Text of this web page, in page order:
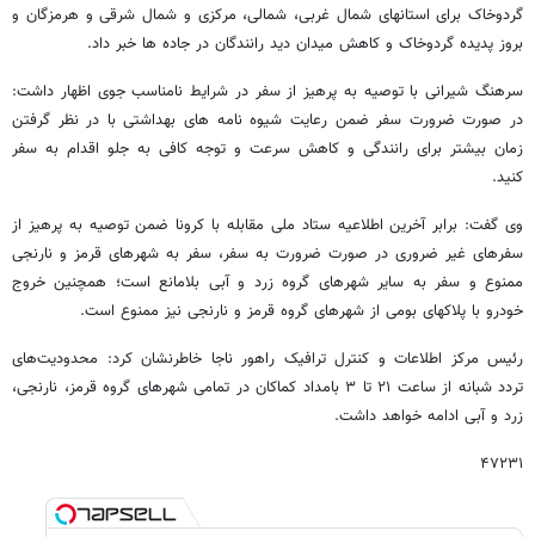
گردوخاک برای استانهای شمال غربی، شمالی، مرکزی و شمال شرقی و هرمزگان و
بروز پدیده گردوخاک و کاهش میدان دید رانندگان در جاده ها خبر داد.
سرهنگ شیرانی با توصیه به پرهیز از سفر در شرایط نامناسب جوی اظهار داشت:
در صورت ضرورت سفر ضمن رعایت شیوه نامه های بهداشتی با در نظر گرفتن
زمان بیشتر برای رانندگی و کاهش سرعت و توجه کافی به جلو اقدام به سفر
کنید.
وی گفت: برابر آخرین اطلاعیه ستاد ملی مقابله با کرونا ضمن توصیه به پرهیز از
سفرهای غیر ضروری در صورت ضرورت به سفر، سفر به شهرهای قرمز و نارنجی
ممنوع و سفر به سایر شهرهای گروه زرد و آبی بلامانع است؛ همچنین خروج
خودرو با پلاکهای بومی از شهرهای گروه قرمز و نارنجی نیز ممنوع است.
رئیس مرکز اطلاعات و کنترل ترافیک راهور ناجا خاطرنشان کرد: محدودیت‌های
تردد شبانه از ساعت ۲۱ تا ۳ بامداد کماکان در تمامی شهرهای گروه قرمز، نارنجی،
زرد و آبی ادامه خواهد داشت.
۴۷۲۳۱